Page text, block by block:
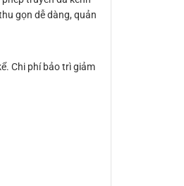
gọn dễ dàng, quản
Chi phí bảo trì giảm